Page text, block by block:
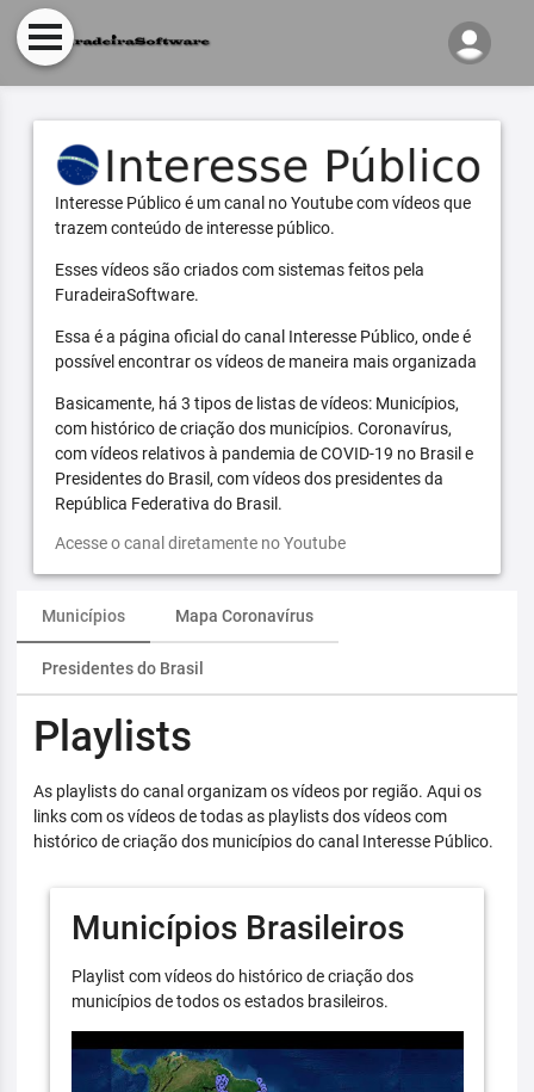
Interesse Público é um canal no Youtube com vídeos que
trazem conteúdo de interesse público.
Esses vídeos são criados com sistemas feitos pela
FuradeiraSoftware.
Essa é a página oficial do canal Interesse Público, onde é
possível encontrar os vídeos de maneira mais organizada
Basicamente, há 3 tipos de listas de vídeos: Municípios,
com histórico de criação dos municípios. Coronavírus,
com vídeos relativos à pandemia de COVID-19 no Brasil e
Presidentes do Brasil, com vídeos dos presidentes da
República Federativa do Brasil.
Acesse o canal diretamente no Youtube
Municípios Mapa Coronavírus
Presidentes do Brasil
Playlists
As playlists do canal organizam os vídeos por região. Aqui os
links com os vídeos de todas as playlists dos vídeos com
histórico de criação dos municípios do canal Interesse Público.
Municípios Brasileiros
Playlist com vídeos do histórico de criação dos
municípios de todos os estados brasileiros.